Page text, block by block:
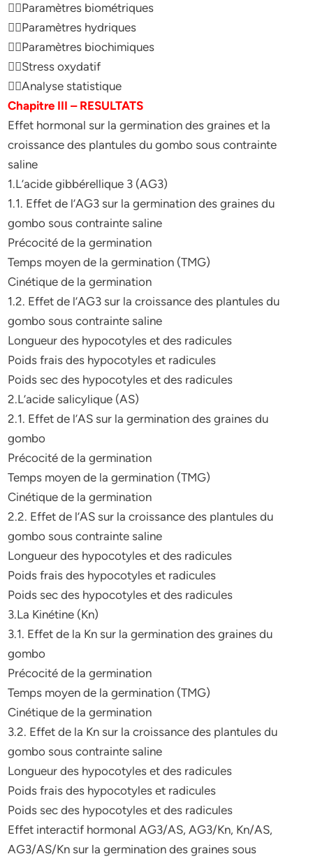
Paramètres biométriques
Paramètres hydriques
Paramètres biochimiques
Stress oxydatif
Analyse statistique
Chapitre III – RESULTATS
Effet hormonal sur la germination des graines et la
croissance des plantules du gombo sous contrainte
saline
1.L’acide gibbérellique 3 (AG3)
1.1. Effet de l’AG3 sur la germination des graines du
gombo sous contrainte saline
Précocité de la germination
Temps moyen de la germination (TMG)
Cinétique de la germination
1.2. Effet de l’AG3 sur la croissance des plantules du
gombo sous contrainte saline
Longueur des hypocotyles et des radicules
Poids frais des hypocotyles et radicules
Poids sec des hypocotyles et des radicules
2.L’acide salicylique (AS)
2.1. Effet de l’AS sur la germination des graines du
gombo
Précocité de la germination
Temps moyen de la germination (TMG)
Cinétique de la germination
2.2. Effet de l’AS sur la croissance des plantules du
gombo sous contrainte saline
Longueur des hypocotyles et des radicules
Poids frais des hypocotyles et radicules
Poids sec des hypocotyles et des radicules
3.La Kinétine (Kn)
3.1. Effet de la Kn sur la germination des graines du
gombo
Précocité de la germination
Temps moyen de la germination (TMG)
Cinétique de la germination
3.2. Effet de la Kn sur la croissance des plantules du
gombo sous contrainte saline
Longueur des hypocotyles et des radicules
Poids frais des hypocotyles et radicules
Poids sec des hypocotyles et des radicules
Effet interactif hormonal AG3/AS, AG3/Kn, Kn/AS,
AG3/AS/Kn sur la germination des graines sous